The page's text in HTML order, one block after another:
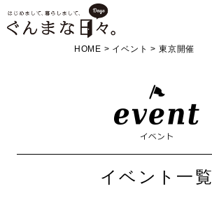
HOME > イベント > 東京開催
イベント一覧